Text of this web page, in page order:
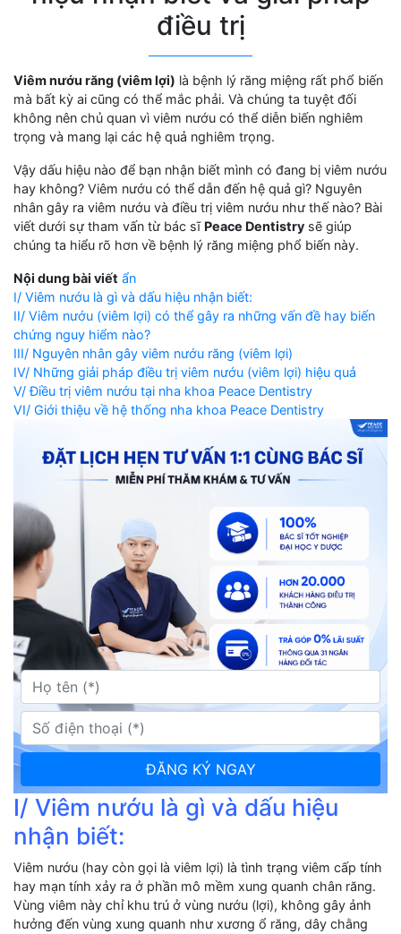
điều trị
Viêm nướu răng (viêm lợi) là bệnh lý răng miệng rất phổ biến
mà bất kỳ ai cũng có thể mắc phải. Và chúng ta tuyệt đối
không nên chủ quan vì viêm nướu có thể diễn biến nghiêm
trọng và mang lại các hệ quả nghiêm trọng.
Vậy dấu hiệu nào để bạn nhận biết mình có đang bị viêm nướu
hay không? Viêm nướu có thể dẫn đến hệ quả gì? Nguyên
nhân gây ra viêm nướu và điều trị viêm nướu như thế nào? Bài
viết dưới sự tham vấn từ bác sĩ Peace Dentistry sẽ giúp
chúng ta hiểu rõ hơn về bệnh lý răng miệng phổ biến này.
Nội dung bài viết ẩn
I/ Viêm nướu là gì và dấu hiệu nhận biết:
II/ Viêm nướu (viêm lợi) có thể gây ra những vấn đề hay biến
chứng nguy hiểm nào?
III/ Nguyên nhân gây viêm nướu răng (viêm lợi)
IV/ Những giải pháp điều trị viêm nướu (viêm lợi) hiệu quả
V/ Điều trị viêm nướu tại nha khoa Peace Dentistry
VI/ Giới thiệu về hệ thống nha khoa Peace Dentistry
I/ Viêm nướu là gì và dấu hiệu
nhận biết:
Viêm nướu (hay còn gọi là viêm lợi) là tình trạng viêm cấp tính
hay mạn tính xảy ra ở phần mô mềm xung quanh chân răng.
Vùng viêm này chỉ khu trú ở vùng nướu (lợi), không gây ảnh
hưởng đến vùng xung quanh như xương ổ răng, dây chằng